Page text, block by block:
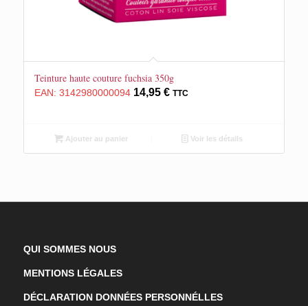
Teinture haute couture fuchsia 350g
EAN: 3142980000094 14,95 € TTC
Ajouter au panier Voir les détails
QUI SOMMES NOUS
MENTIONS LÉGALES
DÉCLARATION DONNÉES PERSONNÉLLES